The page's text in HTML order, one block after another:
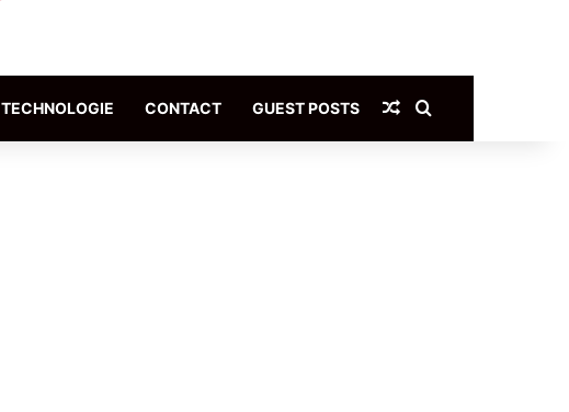
TECHNOLOGIE CONTACT GUEST POSTS Article Aléatoire